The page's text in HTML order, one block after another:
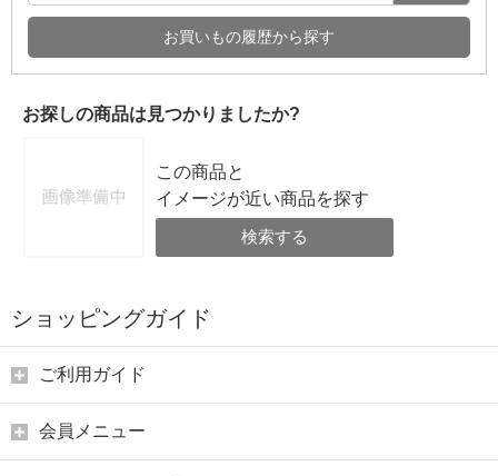
お買いもの履歴から探す
お探しの商品は見つかりましたか?
この商品と
イメージが近い商品を探す
検索する
ショッピングガイド
ご利用ガイド
会員メニュー